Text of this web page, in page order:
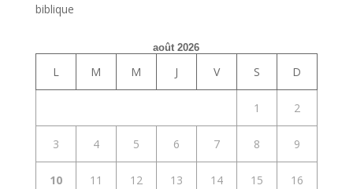
biblique
août 2026
L M M J V S D
1 2
3 4 5 6 7 8 9
10 11 12 13 14 15 16